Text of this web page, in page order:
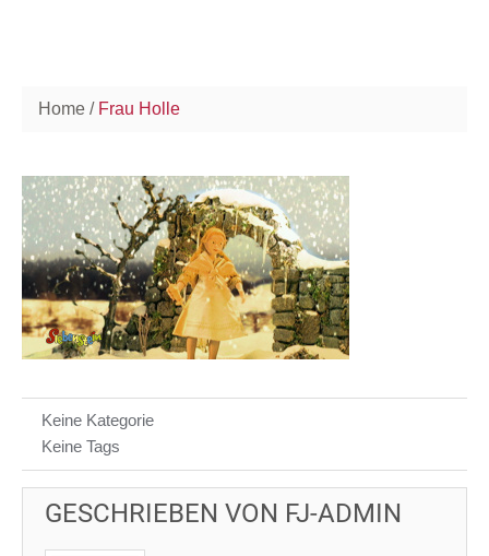
Home Frau Holle
Keine Kategorie
Keine Tags
GESCHRIEBEN VON FJ-ADMIN